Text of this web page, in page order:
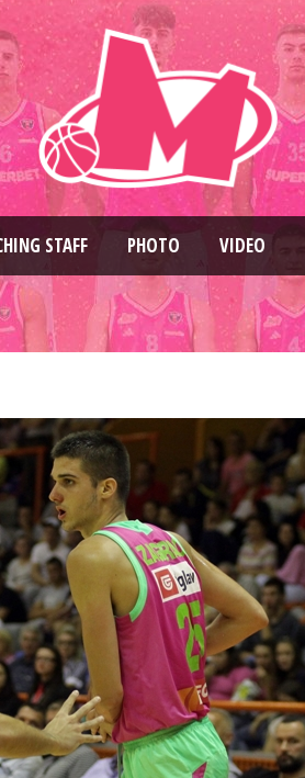
STAFF PHOTO VIDEO